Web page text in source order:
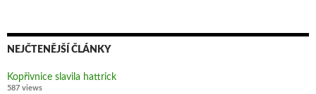
NEJČTENĚJŠÍ ČLÁNKY
Kopřivnice slavila hattrick
587 views